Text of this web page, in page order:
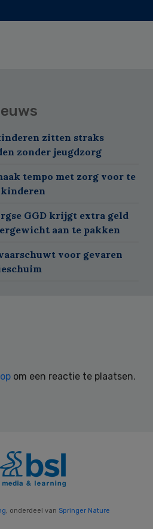
zitten straks
zonder jeugdzorg
tempo met zorg voor te
GGD krijgt extra geld
aan te pakken
voor gevaren
om een reactie te plaatsen.
, onderdeel van Springer Nature